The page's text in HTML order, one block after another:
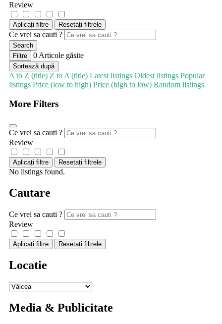
Review
Aplicați filtre Resetați filtrele
Ce vrei sa cauti ?
Search
Filtre
0 Articole găsite
Sortează după
A to Z (title) Z to A (title) Latest listings Oldest listings Popular
listings Price (low to high) Price (high to low) Random listings
More Filters
Ce vrei sa cauti ?
Review
Aplicați filtre Resetați filtrele
No listings found.
Cautare
Ce vrei sa cauti ?
Review
Aplicați filtre Resetați filtrele
Locatie
Media & Publicitate